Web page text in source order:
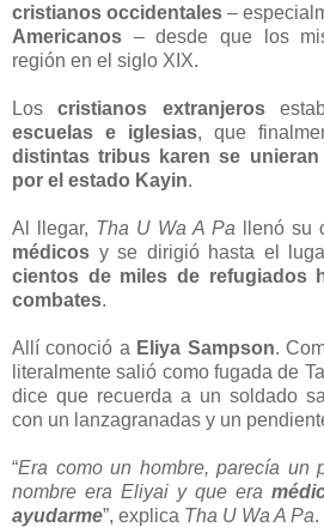
cristianos occidentales –
Americanos – desde que los
región en el siglo XIX.
Loscristianos extranjeros
escuelas e iglesias, que
distintas tribus karen se
por el estado Kayin.
Al llegar, Tha U Wa A Pa llenó su
médicos y se dirigió hasta el
cientos de miles de refugiados
combates.
Allí conoció a Eliya Sampson.
literalmente salió como fugada de
dice que recuerda a un soldado
con un lanzagranadas y un
“Era como un hombre, parecía un
nombre era Eliyai y que era
ayudarme”, explica Tha U Wa A Pa.